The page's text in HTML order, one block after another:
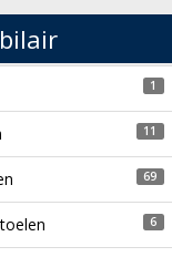
1
11
69
6